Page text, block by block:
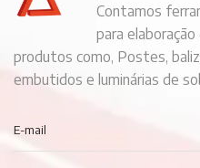
Contamos
para
produtos como, Postes,
embutidos e luminárias de
E-mail